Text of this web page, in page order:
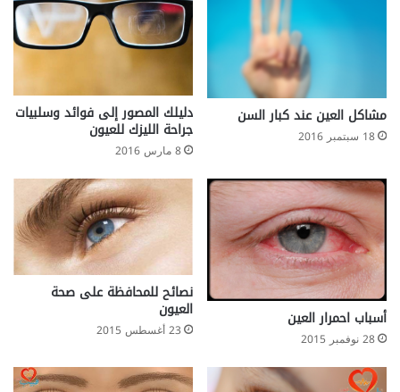
د
مشاكل العين عند كبار السن
18 سبتمبر 2016
دليلك المصور إلى فوائد وسلبيات
جراحة الليزك للعيون
8 مارس 2016
أسباب احمرار العين
28 نوفمبر 2015
نصائح للمحافظة على صحة
العيون
23 أغسطس 2015